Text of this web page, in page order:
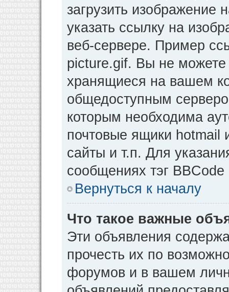
загрузить
указать ссылку на
веб-сервере. Пример
picture.gif. Вы не можете
хранящиеся на вашем
общедоступным
которым необходима
почтовые ящики
сайты и т.п. Для
сообщениях тэг BBCode
Вернуться к началу
Что такое важные
Эти объявления
прочесть их по
форумов и в вашем